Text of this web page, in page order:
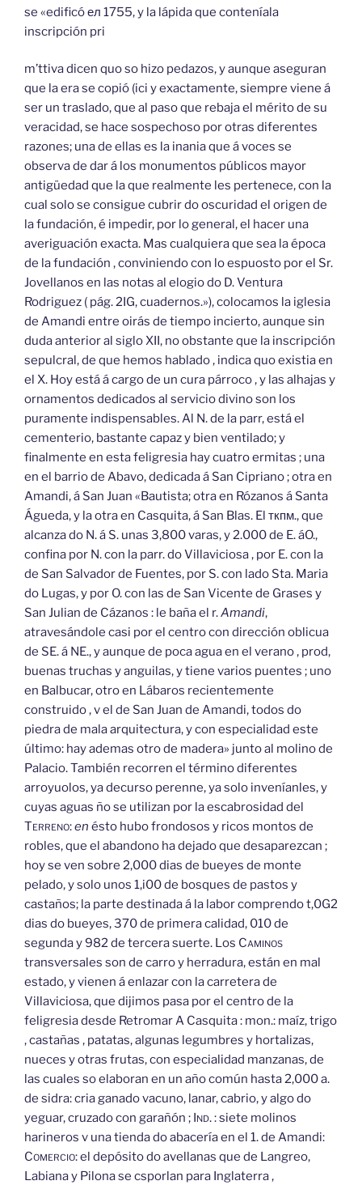
se «edificó ел 1755, y la lápida que conteníala
inscripción pri
m’ttiva dicen quo so hizo pedazos, y aunque aseguran
que la era se copió (ici y exactamente, siempre viene á
ser un traslado, que al paso que rebaja el mérito de su
veracidad, se hace sospechoso por otras diferentes
razones; una de ellas es la inania que á voces se
observa de dar á los monumentos públicos mayor
antigüedad que la que realmente les pertenece, con la
cual solo se consigue cubrir do oscuridad el origen de
la fundación, é impedir, por lo general, el hacer una
averiguación exacta. Mas cualquiera que sea la época
de la fundación , conviniendo con lo espuosto por el Sr.
Jovellanos en las notas al elogio do D. Ventura
Rodriguez ( pág. 2IG, cuadernos.»), colocamos la iglesia
de Amandi entre oirás de tiempo incierto, aunque sin
duda anterior al siglo XII, no obstante que la inscripción
sepulcral, de que hemos hablado , indica quo existia en
el X. Hoy está á cargo de un cura párroco , y las alhajas y
ornamentos dedicados al servicio divino son los
puramente indispensables. Al N. de la parr, está el
cementerio, bastante capaz y bien ventilado; y
finalmente en esta feligresia hay cuatro ermitas ; una
en el barrio de Abavo, dedicada á San Cipriano ; otra en
Amandi, á San Juan «Bautista; otra en Rózanos á Santa
Águeda, y la otra en Casquita, á San Blas. El ткпм., que
alcanza do N. á S. unas 3,800 varas, y 2.000 de E. áO.,
confina por N. con la parr. do Villaviciosa , por E. con la
de San Salvador de Fuentes, por S. con lado Sta. Maria
do Lugas, y por O. con las de San Vicente de Grases y
San Julian de Cázanos : le baña el r.Amandi,
atravesándole casi por el centro con dirección oblicua
de SE. á NE., y aunque de poca agua en el verano , prod,
buenas truchas y anguilas, y tiene varios puentes ; uno
en Balbucar, otro en Lábaros recientemente
construido , v el de San Juan de Amandi, todos do
piedra de mala arquitectura, y con especialidad este
último: hay ademas otro de madera» junto al molino de
Palacio. También recorren el término diferentes
arroyuolos, ya decurso perenne, ya solo inveníanles, y
cuyas aguas ño se utilizan por la escabrosidad del
Terreno:en ésto hubo frondosos y ricos montos de
robles, que el abandono ha dejado que desaparezcan ;
hoy se ven sobre 2,000 dias de bueyes de monte
pelado, y solo unos 1,i00 de bosques de pastos y
castaños; la parte destinada á la labor comprendo t,0G2
dias do bueyes, 370 de primera calidad, 010 de
segunda y 982 de tercera suerte. Los Caminos
transversales son de carro y herradura, están en mal
estado, y vienen á enlazar con la carretera de
Villaviciosa, que dijimos pasa por el centro de la
feligresia desde Retromar A Casquita : mon.: maíz, trigo
, castañas , patatas, algunas legumbres y hortalizas,
nueces y otras frutas, con especialidad manzanas, de
las cuales so elaboran en un año común hasta 2,000 a.
de sidra: cria ganado vacuno, lanar, cabrio, y algo do
yeguar, cruzado con garañón ; Ind.: siete molinos
harineros v una tienda do abacería en el 1. de Amandi:
Comercio:el depósito do avellanas que de Langreo,
Labiana y Pilona se csporlan para Inglaterra ,